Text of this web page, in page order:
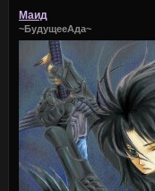
Маид
~БудущееАда~